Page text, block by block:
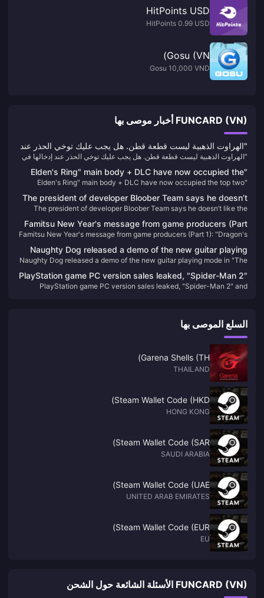
HitPoints USD
HitPoints 0.99 USD
Gosu (VN)
Gosu 10,000 VND
FUNCARD (VN) أخبار موصى بها
"الهراوت الذهبية ليست قطعة قطن. هل يجب عليك توخي الحذر عند
إدخالها في أذنيك؟" علق موقع IGN France على المشهد الكلاسيكي
لـ "Black Myth: Wukong" الذي أثار استياء اللاعبين.
"الهراوت الذهبية ليست قطعة قطن. هل يجب عليك توخي الحذر عند إدخالها في
Wukong" الذي أثار استياء اللاعبين.
"Elden's Ring" main body + DLC have now occupied the
top two positions on Steam's best-selling list in China
"Elden's Ring" main body + DLC have now occupied the top two
The president of developer Bloober Team says he doesn’t
like the trailer for Silent Hill 2 Remake
The president of developer Bloober Team says he doesn’t like the
trailer for Silent Hill 2 Remake
Famitsu New Year's message from game producers (Part
1): "Dragon's Dogma 2" enters the final stage, SE Asano
Group will announce a new game next year
Famitsu New Year's message from game producers (Part 1): "Dragon's
game next year
Naughty Dog released a demo of the new guitar playing
mode in "The Last of Us Part II: HD Remastered Edition"
Naughty Dog released a demo of the new guitar playing mode in "The
PlayStation game PC version sales leaked, "Spider-Man 2"
and "Wolverine" confirmed to be released on PC
PlayStation game PC version sales leaked, "Spider-Man 2" and
السلع الموصى بها
Garena Shells (TH)
THAILAND
Steam Wallet Code (HKD)
HONG KONG
Steam Wallet Code (SAR)
SAUDI ARABIA
Steam Wallet Code (UAE)
UNITED ARAB EMIRATES
Steam Wallet Code (EUR)
EU
FUNCARD (VN) الأسئلة الشائعة حول الشحن